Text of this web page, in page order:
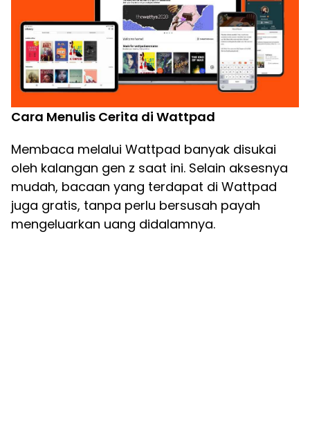
Cara Menulis Cerita di Wattpad
Membaca melalui Wattpad banyak disukai
oleh kalangan gen z saat ini. Selain aksesnya
mudah, bacaan yang terdapat di Wattpad
juga gratis, tanpa perlu bersusah payah
mengeluarkan uang didalamnya.